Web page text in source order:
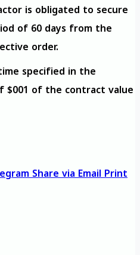
is obligated to secure
of 60 days from the
order.
specified in the
$001 of the contract value
Share via EmailPrint